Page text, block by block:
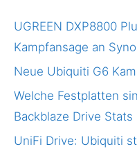
UGREEN DXP8800
Kampfansage an
Neue Ubiquiti G6
Welche Festplatten
Backblaze Drive
UniFi Drive: Ubiquiti